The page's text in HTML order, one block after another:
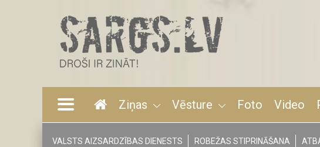
Main
navigation
Ziņas Vēsture Foto Video
VALSTS AIZSARDZĪBAS DIENESTS ROBEŽAS STIPRINĀŠANA